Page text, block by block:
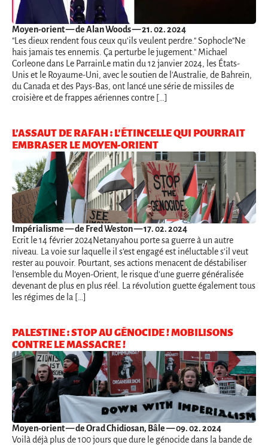
Moyen-orient— de Alan Woods — 21. 02. 2024
"Les dieux rendent fous ceux qu’ils veulent perdre." Sophocle"Ne
hais jamais tes ennemis. Ça perturbe le jugement." Michael
Corleone dans Le ParrainLe matin du 12 janvier 2024, les États-
Unis et le Royaume-Uni, avec le soutien de l'Australie, de Bahreïn,
du Canada et des Pays-Bas, ont lancé une série de missiles de
croisière et de frappes aériennes contre […]
L’ASSAUT DE RAFAH : L’ÉTINCELLE QUI POURRAIT
EMBRASER LE MOYEN-ORIENT
Impérialisme— de Fred Weston — 17. 02. 2024
Ecrit le 14 février 2024Netanyahou porte sa guerre à un autre
niveau. La voie sur laquelle il s’est engagé est inéluctable s'il veut
rester au pouvoir. Pourtant, ses actions menacent de déstabiliser
l’ensemble du Moyen-Orient, le risque d’une guerre généralisée
devenant de plus en plus réel. La révolution guette également tous
les régimes de la […]
PALESTINE : STOP AU GÉNOCIDE ! MOBILISONS
CONTRE LE MASSACRE !
Moyen-orient— de Orad Chidiosan, Bâle — 09. 02. 2024
Voilà déjà plus de 100 jours que dure le génocide dans la bande de